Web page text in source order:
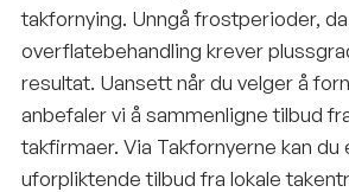
takfornying. Unngå frostperioder, da
overflatebehandling krever
resultat. Uansett når du velger å
anbefaler vi å sammenligne tilbud
takfirmaer. Via Takfornyerne kan du
uforpliktende tilbud fra lokale